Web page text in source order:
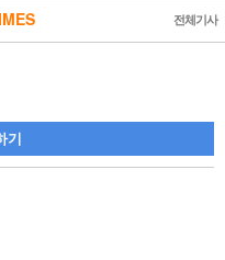
전체기사
기